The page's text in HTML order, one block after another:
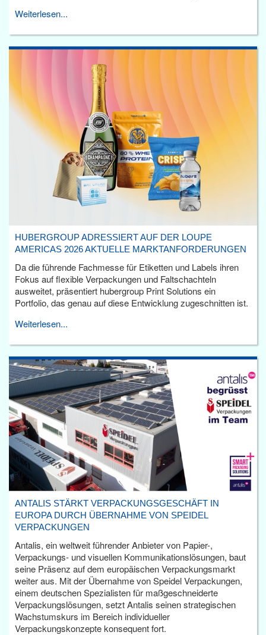
Weiterlesen...
HUBERGROUP ADRESSIERT AUF DER LOUPE
AMERICAS 2026 AKTUELLE MARKTANFORDERUNGEN
Da die führende Fachmesse für Etiketten und Labels ihren
Fokus auf flexible Verpackungen und Faltschachteln
ausweitet, präsentiert hubergroup Print Solutions ein
Portfolio, das genau auf diese Entwicklung zugeschnitten ist.
Weiterlesen...
ANTALIS STÄRKT VERPACKUNGSGESCHÄFT IN
EUROPA DURCH ÜBERNAHME VON SPEIDEL
VERPACKUNGEN
Antalis, ein weltweit führender Anbieter von Papier-,
Verpackungs- und visuellen Kommunikationslösungen, baut
seine Präsenz auf dem europäischen Verpackungsmarkt
weiter aus. Mit der Übernahme von Speidel Verpackungen,
einem deutschen Spezialisten für maßgeschneiderte
Verpackungslösungen, setzt Antalis seinen strategischen
Wachstumskurs im Bereich individueller
Verpackungskonzepte konsequent fort.